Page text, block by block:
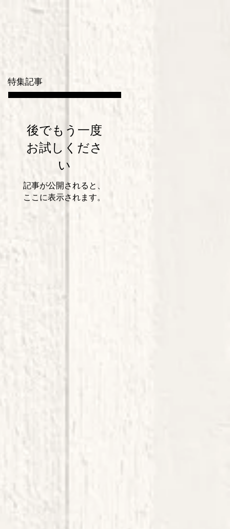
特集記事
後でもう一度
お試しくださ
い
記事が公開されると、
ここに表示されます。